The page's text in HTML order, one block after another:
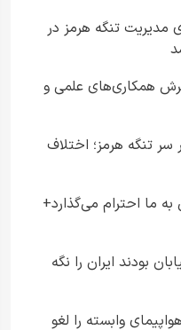
مدیریت تنگه هرمز در
همکاری‌های علمی و
سر تنگه هرمز؛ اختلاف
به ما احترام می‌گذارد+
بودند ایران را نگه
وابسته را لغو